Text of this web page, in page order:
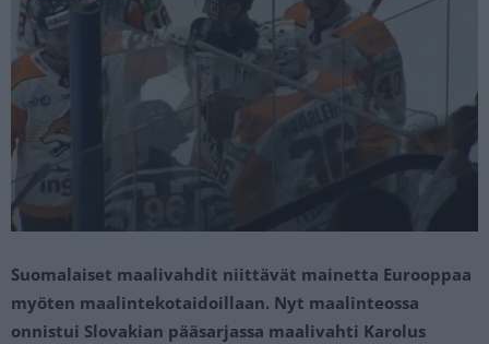
Suomalaiset maalivahdit niittävät mainetta Eurooppaa
myöten maalintekotaidoillaan. Nyt maalinteossa
onnistui Slovakian pääsarjassa maalivahti Karolus